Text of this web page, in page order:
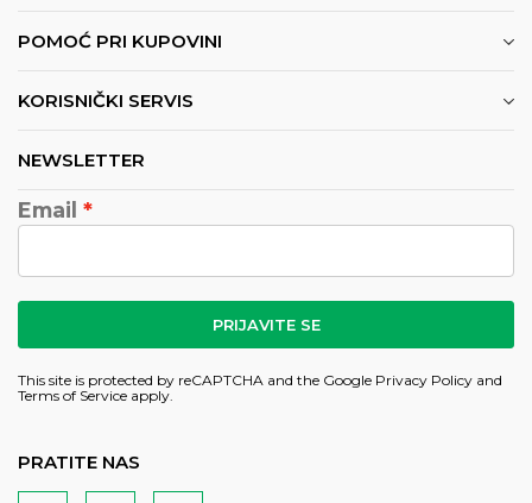
POMOĆ PRI KUPOVINI
KORISNIČKI SERVIS
NEWSLETTER
Email
PRIJAVITE SE
This site is protected by reCAPTCHA and the Google Privacy Policy and
Terms of Service apply.
PRATITE NAS